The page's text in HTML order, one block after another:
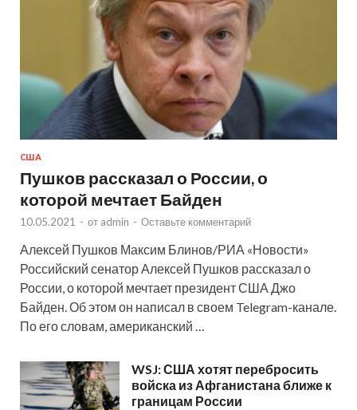
США
Пушков рассказал о России, о
которой мечтает Байден
10.05.2021 - от admin - Оставьте комментарий
Алексей Пушков Максим Блинов/РИА «Новости»
Российский сенатор Алексей Пушков рассказал о
России, о которой мечтает президент США Джо
Байден. Об этом он написал в своем Telegram-канале.
По его словам, американский …
WSJ: США хотят перебросить
войска из Афганистана ближе к
границам России